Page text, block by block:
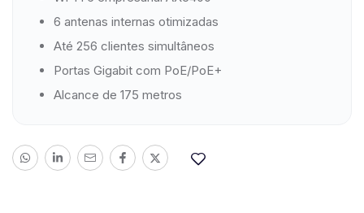
6 antenas internas otimizadas
Até 256 clientes simultâneos
Portas Gigabit com PoE/PoE+
Alcance de 175 metros